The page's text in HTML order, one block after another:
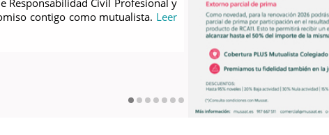
Responsabilidad Civil Profesional y
contigo como mutualista. Leer
de Valladolid seguimos
TRIMESTRE 2026 Fórmate
sus colegiados cada año es una
en la que contamos con la
y otras instituciones.
en la Plataforma de